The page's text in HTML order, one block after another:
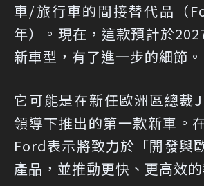
車/旅行車的間接替代品（
年）。現在，這款預計於
新車型，有了進一步的細節。
它可能是在新任歐洲區總
領導下推出的第一款新車。
Ford表示將致力於「開發與
產品，並推動更快、更高效的